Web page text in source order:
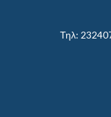
Τηλ: